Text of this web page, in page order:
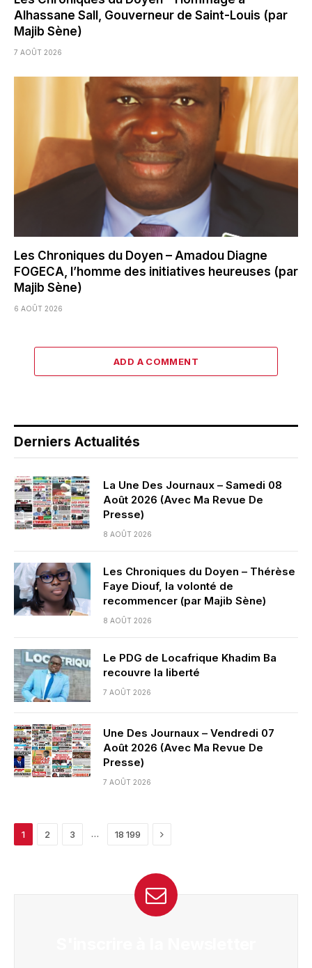
Alhassane Sall, Gouverneur de Saint-Louis (par
Majib Sène)
7 AOÛT 2026
Les Chroniques du Doyen – Amadou Diagne
FOGECA, l’homme des initiatives heureuses (par
Majib Sène)
6 AOÛT 2026
ADD A COMMENT
Derniers Actualités
La Une Des Journaux – Samedi 08
Août 2026 (Avec Ma Revue De
Presse)
8 AOÛT 2026
Les Chroniques du Doyen – Thérèse
Faye Diouf, la volonté de
recommencer (par Majib Sène)
8 AOÛT 2026
Le PDG de Locafrique Khadim Ba
recouvre la liberté
7 AOÛT 2026
Une Des Journaux – Vendredi 07
Août 2026 (Avec Ma Revue De
Presse)
7 AOÛT 2026
1 2 3 … 18 199 Next